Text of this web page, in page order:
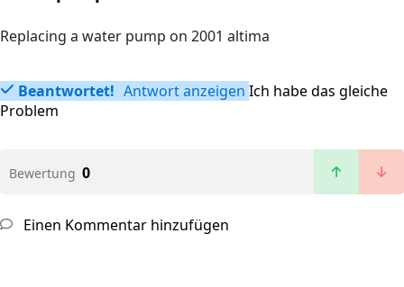
Replacing a water pump on 2001 altima
Beantwortet! Antwort anzeigen Ich habe das gleiche
Problem
Bewertung 0
Einen Kommentar hinzufügen